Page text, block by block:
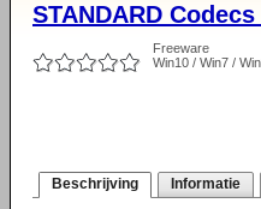
STANDARD
Freeware
Win10 / Win7 /
Beschrijving Informatie